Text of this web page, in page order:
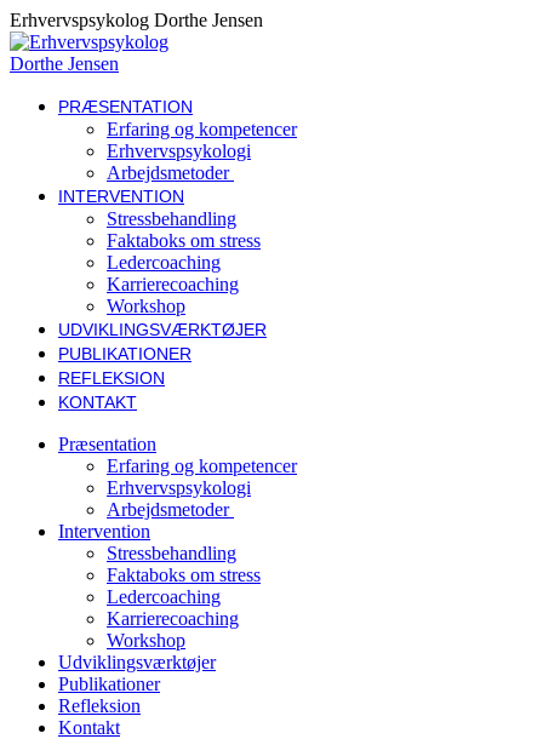
Skip
to
content
Erhvervspsykolog Dorthe Jensen
PRÆSENTATION
Erfaring og kompetencer
Erhvervspsykologi
Arbejdsmetoder
INTERVENTION
Stressbehandling
Faktaboks om stress
Ledercoaching
Karrierecoaching
Workshop
UDVIKLINGSVÆRKTØJER
PUBLIKATIONER
REFLEKSION
KONTAKT
Præsentation
Erfaring og kompetencer
Erhvervspsykologi
Arbejdsmetoder
Intervention
Stressbehandling
Faktaboks om stress
Ledercoaching
Karrierecoaching
Workshop
Udviklingsværktøjer
Publikationer
Refleksion
Kontakt